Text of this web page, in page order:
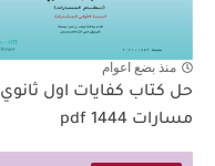
منذ بضع اعوام
حل كتاب كفايات اول ثانوي
مسارات pdf 1444